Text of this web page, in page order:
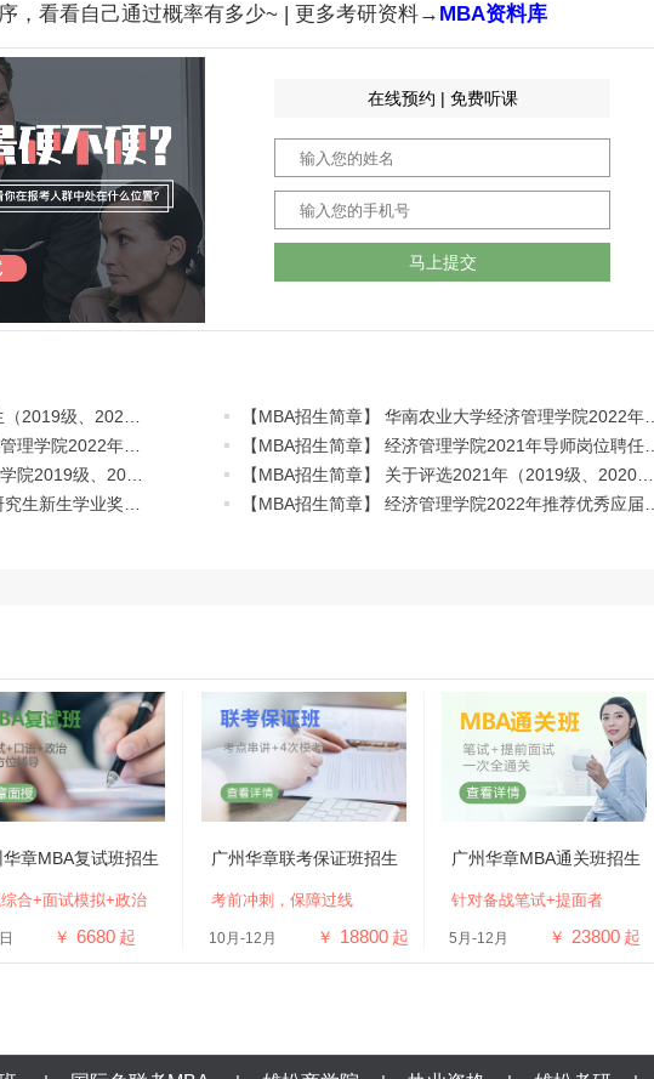
，看看自己通过概率有多少~ | 更多考研资料→ MBA资料库
在线预约 | 免费听课
马上提交
华章MBA复试班招生
合+面试模拟+政治
￥ 6680 起
广州华章联考保证班招生
考前冲刺，保障过线
10月-12月 ￥ 18800 起
广州华章MBA通关班招生
针对备战笔试+提面者
5月-12月 ￥ 23800 起